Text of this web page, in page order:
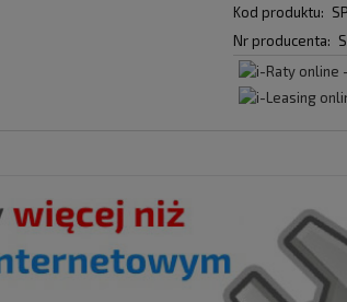
Kod produktu:
Nr producenta: